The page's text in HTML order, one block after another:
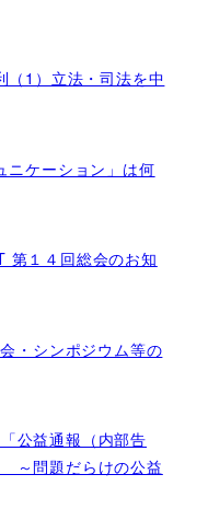
（1）立法・司法を中
ニケーション」は何
第１４回総会のお知
・シンポジウム等の
公益通報（内部告
～問題だらけの公益